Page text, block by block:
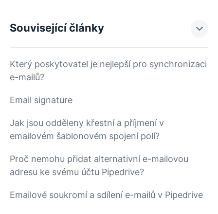
Související články
Který poskytovatel je nejlepší pro synchronizaci
e-mailů?
Email signature
Jak jsou odděleny křestní a příjmení v
emailovém šablonovém spojení polí?
Proč nemohu přidat alternativní e-mailovou
adresu ke svému účtu Pipedrive?
Emailové soukromí a sdílení e-mailů v Pipedrive